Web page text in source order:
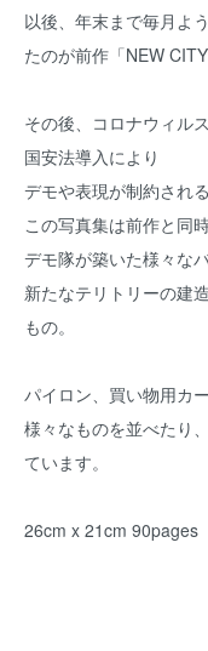
以後、年末まで毎月よ
たのが前作「NEW CITY
その後、コロナウィル
国安法導入により
デモや表現が制約される
この写真集は前作と同
デモ隊が築いた様々な
新たなテリトリーの建
もの。
パイロン、買い物用カ
様々なものを並べたり
ています。
26cm x 21cm 90pages